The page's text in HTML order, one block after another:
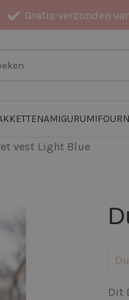
Gratis verzonden
AMIGURUMI
vest Light Blue
Dit